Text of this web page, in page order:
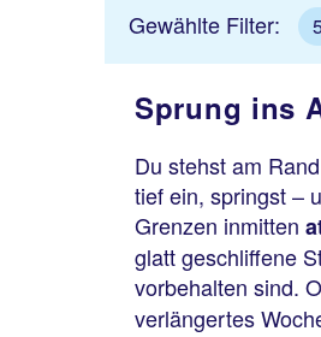
Gewählte Filter:
Sprung ins
Du stehst am
tief ein, springst –
Grenzen inmitten
glatt geschliffene
vorbehalten sind.
verlängertes